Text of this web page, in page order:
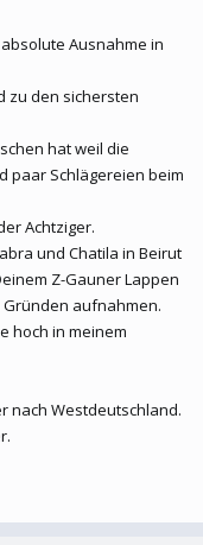
Ausnahme in
zu den sichersten
hat weil die
paar Schlägereien beim
Achtziger.
und Chatila in Beirut
Z-Gauner Lappen
aufnahmen.
hoch in meinem
nach Westdeutschland.